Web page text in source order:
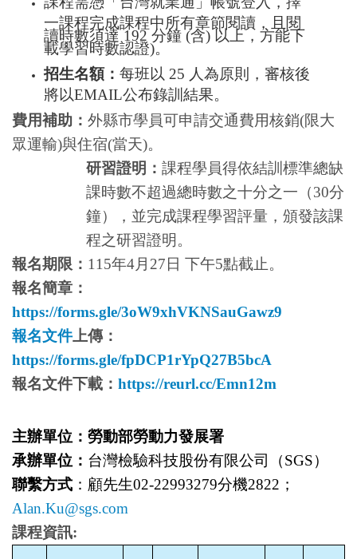
一課程完成課程中所有章節閱讀，且閱
讀時數須達 192 分鐘 (含) 以上，方能下
載學習時數認證)。
招生名額： 每班以 25 人為原則，審核後
將以EMAIL公布錄訓結果。
費用補助： 外縣市學員可申請交通費用核銷(限大
眾運輸)與住宿(當天)。
研習證明：課程學員得依結訓標準總缺
課時數不超過總時數之十分之一（30分
鐘），並完成課程學習評量，頒發該課
程之研習證明。
報名期限： 115年4月27日 下午5點截止。
報名簡章：
https://forms.gle/3oW9xhVKNSauGawz9
報名文件 上傳：
https://forms.gle/fpDCP1rYpQ27B5bcA
報名文件下載： https://reurl.cc/Emn12m
主辦單位：勞動部勞動力發展署
承辦單位： 台灣檢驗科技股份有限公司（SGS）
聯繫方式 ：顧先生02-22993279分機2822；
Alan.Ku@sgs.com
課程資訊: